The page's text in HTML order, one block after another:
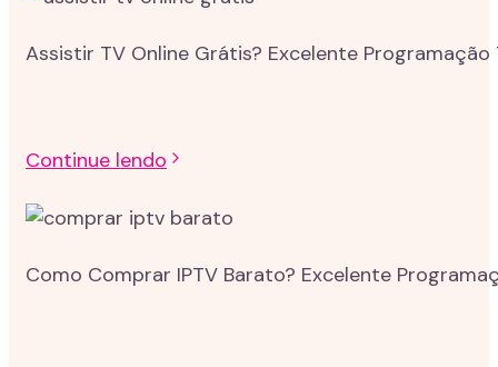
Assistir TV Online Grátis? Excelente Programação
Continue lendo
Como Comprar IPTV Barato? Excelente